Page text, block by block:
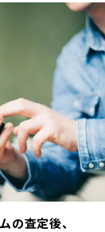
の査定後、